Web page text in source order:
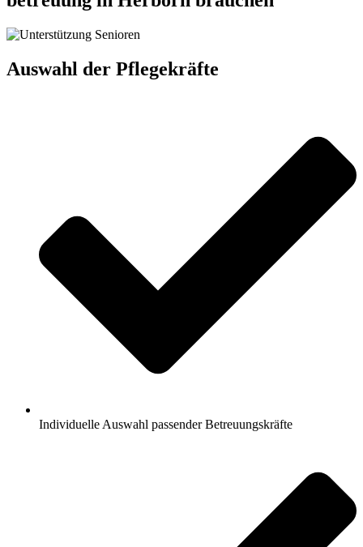
Auswahl der Pflegekräfte
Individuelle Auswahl passender Betreuungskräfte